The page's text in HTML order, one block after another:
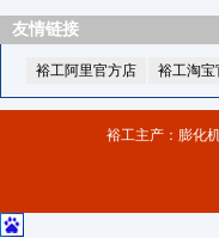
友情链接
裕工阿里官方店 裕工淘宝
裕工主产：膨化